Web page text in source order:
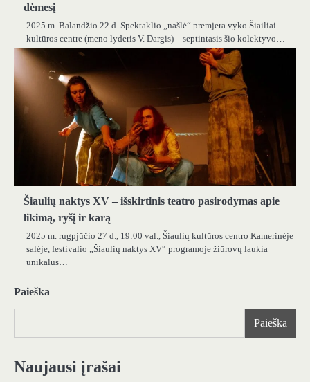
dėmesį
2025 m. Balandžio 22 d. Spektaklio „našlė“ premjera vyko Šiailiai
kultūros centre (meno lyderis V. Dargis) – septintasis šio kolektyvo…
Šiaulių naktys XV – išskirtinis teatro pasirodymas apie
likimą, ryšį ir karą
2025 m. rugpjūčio 27 d., 19:00 val., Šiaulių kultūros centro Kamerinėje
salėje, festivalio „Šiaulių naktys XV“ programoje žiūrovų laukia
unikalus…
Paieška
Paieška
Naujausi įrašai